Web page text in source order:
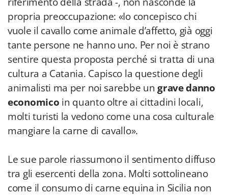
propria preoccupazione: «Io concepisco chi
vuole il cavallo come animale d’affetto, già oggi
tante persone ne hanno uno. Per noi è strano
sentire questa proposta perché si tratta di una
cultura a Catania. Capisco la questione degli
animalisti ma per noi sarebbe ungrave danno
economico in quanto oltre ai cittadini locali,
molti turisti la vedono come una cosa culturale
mangiare la carne di cavallo».
Le sue parole riassumono il sentimento diffuso
tra gli esercenti della zona. Molti sottolineano
come il consumo di carne equina in Sicilia non